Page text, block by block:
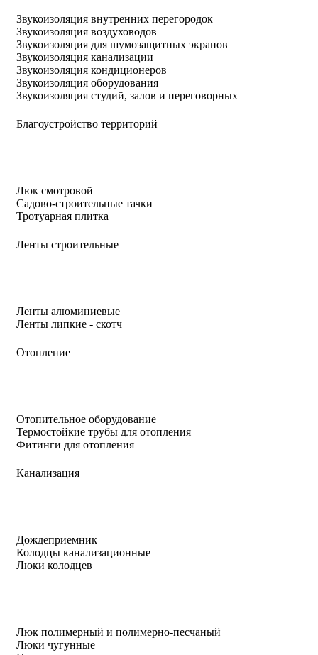
Звукоизоляция внутренних перегородок
Звукоизоляция воздуховодов
Звукоизоляция для шумозащитных экранов
Звукоизоляция канализации
Звукоизоляция кондиционеров
Звукоизоляция оборудования
Звукоизоляция студий, залов и переговорных
Благоустройство территорий
Люк смотровой
Садово-строительные тачки
Тротуарная плитка
Ленты строительные
Ленты алюминиевые
Ленты липкие - скотч
Отопление
Отопительное оборудование
Термостойкие трубы для отопления
Фитинги для отопления
Канализация
Дождеприемник
Колодцы канализационные
Люки колодцев
Люк полимерный и полимерно-песчаный
Люки чугунные